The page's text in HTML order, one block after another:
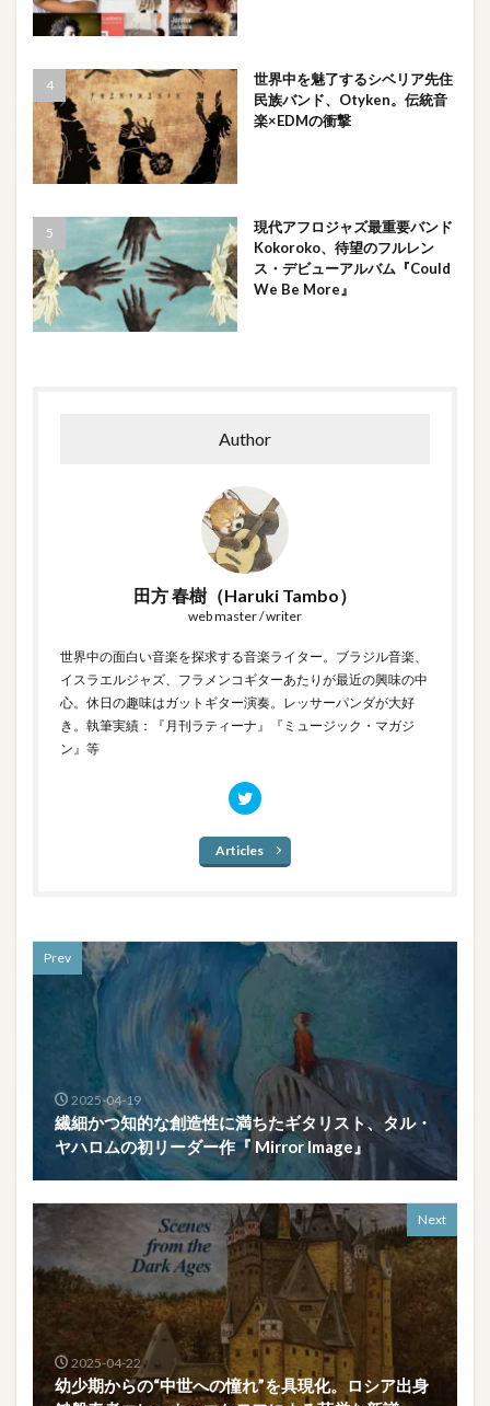
世界中を魅了するシベリア先住
民族バンド、Otyken。伝統音
楽×EDMの衝撃
現代アフロジャズ最重要バンド
Kokoroko、待望のフルレン
ス・デビューアルバム『Could
We Be More』
Author
田方 春樹（Haruki Tambo）
web master / writer
世界中の面白い音楽を探求する音楽ライター。ブラジル音楽、
イスラエルジャズ、フラメンコギターあたりが最近の興味の中
心。休日の趣味はガットギター演奏。レッサーパンダが大好
き。執筆実績：『月刊ラティーナ』『ミュージック・マガジ
ン』等
Articles
Prev
2025-04-19
繊細かつ知的な創造性に満ちたギタリスト、タル・
ヤハロムの初リーダー作『 Mirror Image』
Next
2025-04-22
幼少期からの“中世への憧れ”を具現化。ロシア出身